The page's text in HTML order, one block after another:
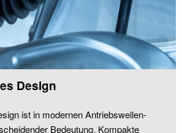
Design
ist in modernen Antriebswellen-
Bedeutung. Kompakte